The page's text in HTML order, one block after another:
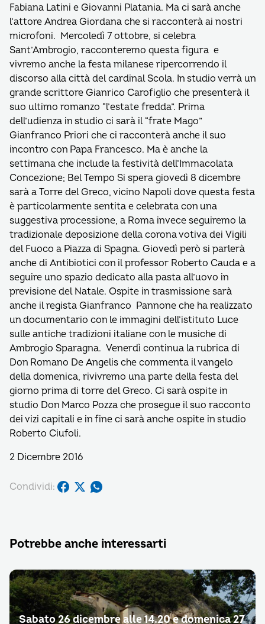
Fabiana Latini e Giovanni Platania. Ma ci sarà anche
l’attore Andrea Giordana che si racconterà ai nostri
microfoni. Mercoledì 7 ottobre, si celebra
Sant’Ambrogio, racconteremo questa figura e
vivremo anche la festa milanese ripercorrendo il
discorso alla città del cardinal Scola. In studio verrà un
grande scrittore Gianrico Carofiglio che presenterà il
suo ultimo romanzo “l’estate fredda”. Prima
dell’udienza in studio ci sarà il “frate Mago”
Gianfranco Priori che ci racconterà anche il suo
incontro con Papa Francesco. Ma è anche la
settimana che include la festività dell’Immacolata
Concezione; Bel Tempo Si spera giovedì 8 dicembre
sarà a Torre del Greco, vicino Napoli dove questa festa
è particolarmente sentita e celebrata con una
suggestiva processione, a Roma invece seguiremo la
tradizionale deposizione della corona votiva dei Vigili
del Fuoco a Piazza di Spagna. Giovedì però si parlerà
anche di Antibiotici con il professor Roberto Cauda e a
seguire uno spazio dedicato alla pasta all’uovo in
previsione del Natale. Ospite in trasmissione sarà
anche il regista Gianfranco Pannone che ha realizzato
un documentario con le immagini dell’istituto Luce
sulle antiche tradizioni italiane con le musiche di
Ambrogio Sparagna. Venerdì continua la rubrica di
Don Romano De Angelis che commenta il vangelo
della domenica, rivivremo una parte della festa del
giorno prima di torre del Greco. Ci sarà ospite in
studio Don Marco Pozza che prosegue il suo racconto
dei vizi capitali e in fine ci sarà anche ospite in studio
Roberto Ciufoli.
2 Dicembre 2016
Condividi:
Potrebbe anche interessarti
Sabato 26 dicembre alle 14.20 e domenica 27